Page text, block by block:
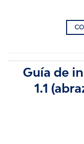
Guía de
1.1